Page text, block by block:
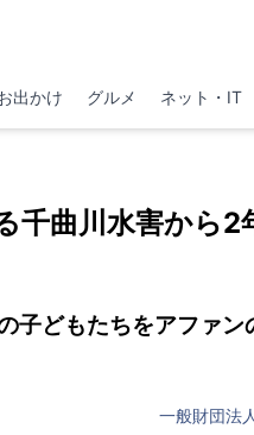
出かけ グルメ ネット・IT
千曲川水害から2
子どもたちをアファン
一般財団法